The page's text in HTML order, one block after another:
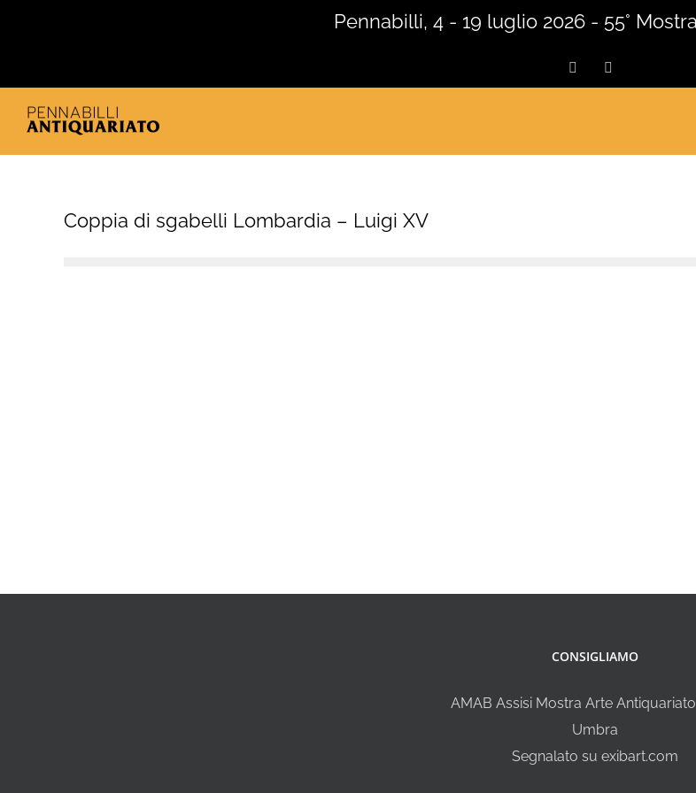
Pennabilli, 4 - 19 luglio 2026 - 55°
Facebook
Coppia di sgabelli Lombardia – Luigi XV
CONSIGLIAMO
AMAB Assisi Mostra Arte
Umbra
Segnalato su exibart.com